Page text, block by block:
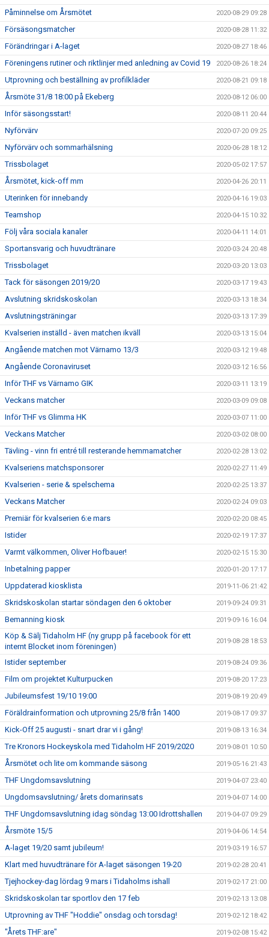
Påminnelse om Årsmötet 2020-08-29 09:28
Försäsongsmatcher 2020-08-28 11:32
Förändringar i A-laget 2020-08-27 18:46
Föreningens rutiner och riktlinjer med anledning av Covid 19 2020-08-26 18:24
Utprovning och beställning av profilkläder 2020-08-21 09:18
Årsmöte 31/8 18:00 på Ekeberg 2020-08-12 06:00
Inför säsongsstart! 2020-08-11 20:44
Nyförvärv 2020-07-20 09:25
Nyförvärv och sommarhälsning 2020-06-28 18:12
Trissbolaget 2020-05-02 17:57
Årsmötet, kick-off mm 2020-04-26 20:11
Uterinken för innebandy 2020-04-16 19:03
Teamshop 2020-04-15 10:32
Följ våra sociala kanaler 2020-04-11 14:01
Sportansvarig och huvudtränare 2020-03-24 20:48
Trissbolaget 2020-03-20 13:03
Tack för säsongen 2019/20 2020-03-17 19:43
Avslutning skridskoskolan 2020-03-13 18:34
Avslutningsträningar 2020-03-13 17:39
Kvalserien inställd - även matchen ikväll 2020-03-13 15:04
Angående matchen mot Värnamo 13/3 2020-03-12 19:48
Angående Coronaviruset 2020-03-12 16:56
Inför THF vs Värnamo GIK 2020-03-11 13:19
Veckans matcher 2020-03-09 09:08
Inför THF vs Glimma HK 2020-03-07 11:00
Veckans Matcher 2020-03-02 08:00
Tävling - vinn fri entré till resterande hemmamatcher 2020-02-28 13:02
Kvalseriens matchsponsorer 2020-02-27 11:49
Kvalserien - serie & spelschema 2020-02-25 13:37
Veckans Matcher 2020-02-24 09:03
Premiär för kvalserien 6:e mars 2020-02-20 08:45
Istider 2020-02-19 17:37
Varmt välkommen, Oliver Hofbauer! 2020-02-15 15:30
Inbetalning papper 2020-01-20 17:17
Uppdaterad kiosklista 2019-11-06 21:42
Skridskoskolan startar söndagen den 6 oktober 2019-09-24 09:31
Bemanning kiosk 2019-09-16 16:04
Köp & Sälj Tidaholm HF (ny grupp på facebook för ett
internt Blocket inom föreningen)
2019-08-28 18:53
Istider september 2019-08-24 09:36
Film om projektet Kulturpucken 2019-08-20 17:23
Jubileumsfest 19/10 19:00 2019-08-19 20:49
Föräldrainformation och utprovning 25/8 från 1400 2019-08-17 09:37
Kick-Off 25 augusti - snart drar vi i gång! 2019-08-13 16:34
Tre Kronors Hockeyskola med Tidaholm HF 2019/2020 2019-08-01 10:50
Årsmötet och lite om kommande säsong 2019-05-16 21:43
THF Ungdomsavslutning 2019-04-07 23:40
Ungdomsavslutning/ årets domarinsats 2019-04-07 14:00
THF Ungdomsavslutning idag söndag 13:00 Idrottshallen 2019-04-07 09:29
Årsmöte 15/5 2019-04-06 14:54
A-laget 19/20 samt jubileum! 2019-03-19 16:57
Klart med huvudtränare för A-laget säsongen 19-20 2019-02-28 20:41
Tjejhockey-dag lördag 9 mars i Tidaholms ishall 2019-02-17 21:00
Skridskoskolan tar sportlov den 17 feb 2019-02-13 13:08
Utprovning av THF "Hoddie" onsdag och torsdag! 2019-02-12 18:42
"Årets THF:are" 2019-02-08 15:42